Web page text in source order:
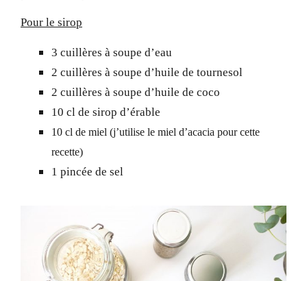
Pour le sirop
3 cuillères à soupe d’eau
2 cuillères à soupe d’huile de tournesol
2 cuillères à soupe d’huile de coco
10 cl de sirop d’érable
10 cl de miel (j’utilise le miel d’acacia pour cette
recette)
1 pincée de sel